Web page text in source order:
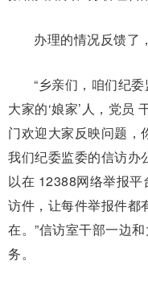
办理的情况反馈
“乡亲们，咱们纪
大家的‘娘家’人，党员
门欢迎大家反映问题，
我们纪委监委的信访办
以在 12388网络举报
访件，让每件举报件都
在。”信访室干部一边
务。